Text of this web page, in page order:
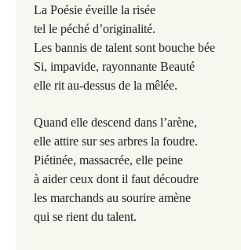
La Poésie éveille la risée
tel le péché d’originalité.
Les bannis de talent sont bouche bée
Si, impavide, rayonnante Beauté
elle rit au-dessus de la mêlée.
Quand elle descend dans l’arène,
elle attire sur ses arbres la foudre.
Piétinée, massacrée, elle peine
à aider ceux dont il faut découdre
les marchands au sourire amène
qui se rient du talent.